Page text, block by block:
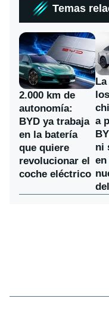
Temas
2.000 km de
autonomía:
BYD ya trabaja
en la batería
que quiere
revolucionar el
coche eléctrico
a
ni
en